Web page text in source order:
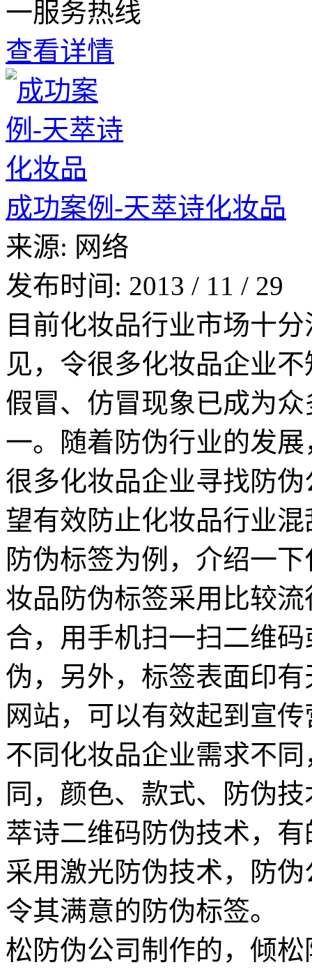
一服务热线
查看详情
成功案例-天萃诗化妆品
来源: 网络
发布时间: 2013 / 11 / 29
目前化妆品行业市场十
见，令很多化妆品企业
假冒、仿冒现象已成为
一。随着防伪行业的发
很多化妆品企业寻找防
望有效防止化妆品行业
防伪标签为例，介绍一
妆品防伪标签采用比较
合，用手机扫一扫二维
伪，另外，标签表面印
网站，可以有效起到宣
不同化妆品企业需求不
同，颜色、款式、防伪
萃诗二维码防伪技术，
采用激光防伪技术，防
令其满意的防伪标签。
松防伪公司制作的，倾